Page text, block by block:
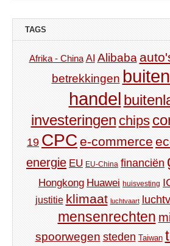
TAGS
Afrika - China AI Alibaba
betrekkingen
handel
investeringen chips
19 CPC e-commerce
energie EU EU-China financiën
Hongkong Huawei huisvesting
justitie klimaat luchtvaart
mensenrechten
spoorwegen steden Taiwan